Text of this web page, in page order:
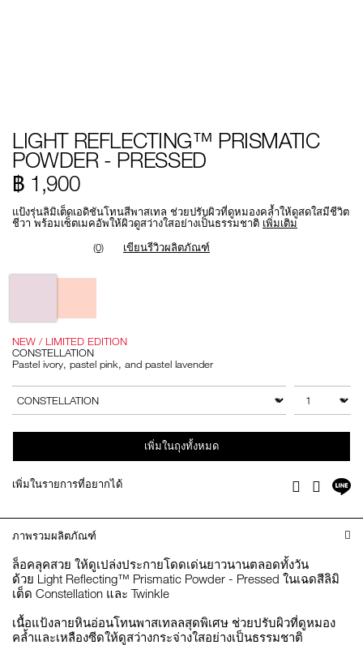
reflecting%E2%84%A2-
prismatic-
powder-
pressed/194251168692.html
รายการ.
194251168692
LIGHT REFLECTING™ PRISMATIC
POWDER - PRESSED
฿ 1,900
แป้งรุ่นลิมิเต็ดเอดิชันโทนสีพาสเทล ช่วยปรับผิวที่ดูหมองคล้ำให้ดูสดใสมีชีวิต
ชีวา พร้อมเซ็ตเมคอัพให้ผิวดูสว่างใสอย่างเป็นธรรมชาติ เพิ่มเติม
(0)
เขียนรีวิวผลิตภัณฑ์
Variations
NEW / LIMITED EDITION
CONSTELLATION
Pastel ivory, pastel pink, and pastel lavender
to
cart
options
Actions
สินค้าอื่นๆ จำนวน
เพิ่มในถุงทั้งหมด
เพิ่มในรายการที่อยากได้ Facebook
Twitterแ
ภาพรวมผลิตภัณฑ์
ล็อคลุคสวย ให้ดูเปล่งประกายโดดเด่นยาวนานตลอดทั้งวัน
ด้วย Light Reflecting™ Prismatic Powder - Pressed ในเฉดสีลิมิ
เต็ด Constellation และ Twinkle
เนื้อแป้งลายหินอ่อนโทนพาสเทลลสุดพิเศษ ช่วยปรับผิวที่ดูหมอง
คล้ำและเหลืองซีดให้ดูสว่างกระจ่างใสอย่างเป็นธรรมชาติ